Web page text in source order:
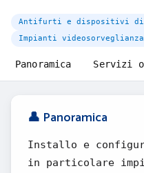
Antifurti e dispositivi di
Impianti videosorveglianza
Panoramica Servizi
👤 Panoramica
Installo e
in particolare